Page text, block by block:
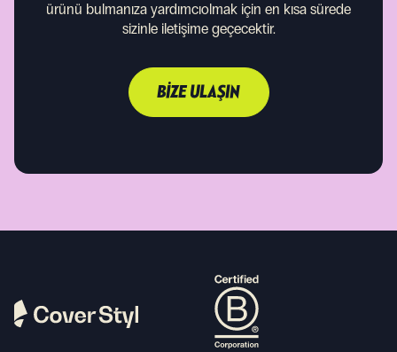
ürünü bulmanıza yardımcıolmak için en kısa sürede
sizinle iletişime geçecektir.
BIZE ULAŞIN